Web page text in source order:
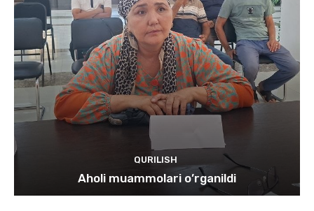
QURILISH
Aholi muammolari o’rganildi